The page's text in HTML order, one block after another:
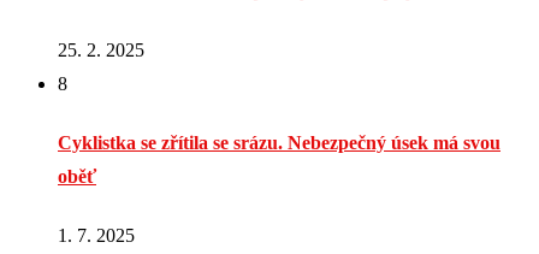
25. 2. 2025
8
Cyklistka se zřítila se srázu. Nebezpečný úsek má svou
oběť
1. 7. 2025